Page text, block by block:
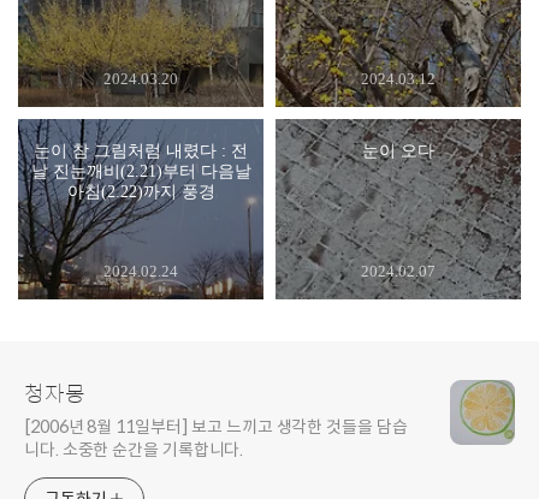
2024.03.20 2024.03.12
눈이 참 그림처럼 내렸다 : 전
날 진눈깨비(2.21)부터 다음날
아침(2.22)까지 풍경
2024.02.24
눈이 오다
2024.02.07
청자몽
[2006년 8월 11일부터] 보고 느끼고 생각한 것들을 담습
니다. 소중한 순간을 기록합니다.